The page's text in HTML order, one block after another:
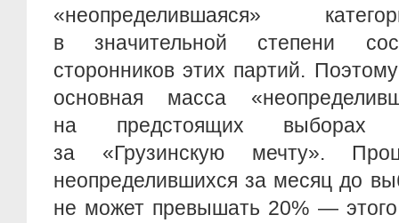
«неопределившаяся»
в значительной степени
сторонников этих партий.
основная масса
на предстоящих выборах
за «Грузинскую мечту».
неопределившихся за месяц до
не может превышать 20% —